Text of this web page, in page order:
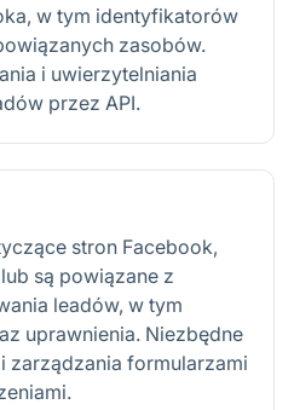
w tym identyfikatorów
zasobów.
i uwierzytelniania
przez API.
stron Facebook,
są powiązane z
leadów, w tym
uprawnienia. Niezbędne
zarządzania formularzami